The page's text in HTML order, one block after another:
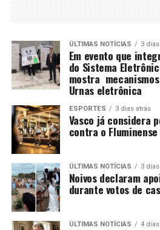
ÚLTIMAS NOTÍCIAS 3
Em evento que
do Sistema
mostra
Urnas eletrônica
ESPORTES 3 dias atrás
Vasco já considera
contra o Fluminense
ÚLTIMAS NOTÍCIAS 3
Noivos declaram
durante votos de
ÚLTIMAS NOTÍCIAS 4